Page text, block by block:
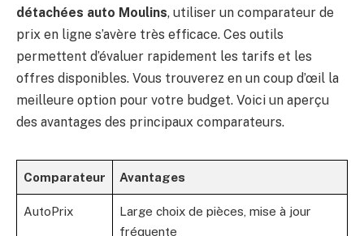
détachées auto Moulins, utiliser un comparateur de
prix en ligne s’avère très efficace. Ces outils
permettent d’évaluer rapidement les tarifs et les
offres disponibles. Vous trouverez en un coup d’œil la
meilleure option pour votre budget. Voici un aperçu
des avantages des principaux comparateurs.
Comparateur Avantages
AutoPrix
Large choix de pièces, mise à jour
fréquente